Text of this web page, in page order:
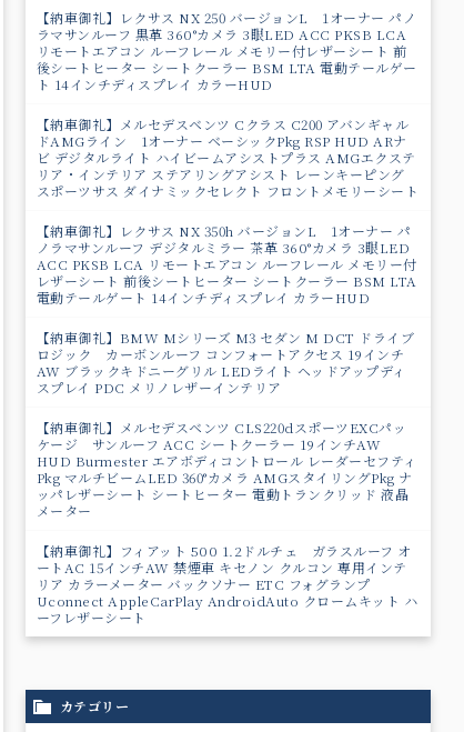
【納車御礼】レクサス NX 250 バージョンL 1オーナー パノ
ラマサンルーフ 黒革 360°カメラ 3眼LED ACC PKSB LCA
リモートエアコン ルーフレール メモリー付レザーシート 前
後シートヒーター シートクーラー BSM LTA 電動テールゲー
ト 14インチディスプレイ カラーHUD
【納車御礼】メルセデスベンツ Cクラス C200 アバンギャル
ドAMGライン 1オーナー ベーシックPkg RSP HUD ARナ
ビ デジタルライト ハイビームアシストプラス AMGエクステ
リア・インテリア ステアリングアシスト レーンキーピング
スポーツサス ダイナミックセレクト フロントメモリーシート
【納車御礼】レクサス NX 350h バージョンL 1オーナー パ
ノラマサンルーフ デジタルミラー 茶革 360°カメラ 3眼LED
ACC PKSB LCA リモートエアコン ルーフレール メモリー付
レザーシート 前後シートヒーター シートクーラー BSM LTA
電動テールゲート 14インチディスプレイ カラーHUD
【納車御礼】BMW Mシリーズ M3 セダン M DCT ドライブ
ロジック カーボンルーフ コンフォートアクセス 19インチ
AW ブラックキドニーグリル LEDライト ヘッドアップディ
スプレイ PDC メリノレザーインテリア
【納車御礼】メルセデスベンツ CLS220dスポーツEXCパッ
ケージ サンルーフ ACC シートクーラー 19インチAW
HUD Burmester エアボディコントロール レーダーセフティ
Pkg マルチビームLED 360°カメラ AMGスタイリングPkg ナ
ッパレザーシート シートヒーター 電動トランクリッド 液晶
メーター
【納車御礼】フィアット 500 1.2ドルチェ ガラスルーフ オ
ートAC 15インチAW 禁煙車 キセノン クルコン 専用インテ
リア カラーメーター バックソナー ETC フォグランプ
Uconnect AppleCarPlay AndroidAuto クロームキット ハ
ーフレザーシート
カテゴリー